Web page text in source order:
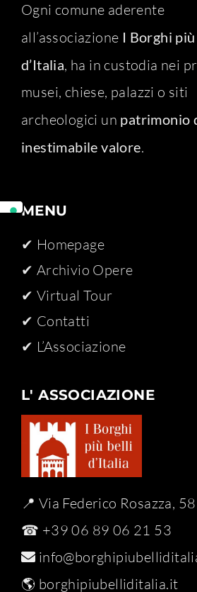
Ogni comune aderente
all’associazione I Borghi
d’Italia, ha in custodia nei
musei, chiese, palazzi o siti
archeologici un patrimonio
inestimabile valore.
MENU
✔ Homepage
✔ Archivio Opere​
✔ Virtual Tour
✔ Contatti
✔ L’Associazione
L' ASSOCIAZIONE
📍 Via Federico Rosazza,
☎ +39 06 89 06 21 53
🌎 borghipiubelliditalia.it